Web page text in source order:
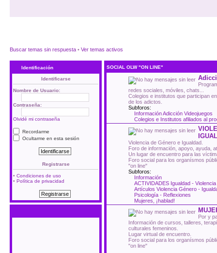
Buscar temas sin respuesta • Ver temas activos
Identificación
Identificarse
Nombre de Usuario:
Contraseña:
Olvidé mi contraseña
Recordarme
Ocultarme en esta sesión
Registrarse
• Condiciones de uso
• Política de privacidad
SOCIAL OLW "ON LINE"
redes sociales, móviles, chats...
Colegios e institutos que participan
de los adictos.
Subforos:
Información Adicción Videojuegos
Colegios e Institutos afiliados al
Violencia de Género e Igualdad.
Foro de información, apoyo, ayuda,
Un lugar de encuentro para las
Foro social para los organísmos
"on line"
Subforos:
Información
ACTIVIDADES Igualdad -
Artículos Violencia Género -
Psicología - Reflexiones
Mujeres, ¡hablad!
Por y
Información de cursos, talleres,
culturales femeninos.
Lugar virtual de encuentro.
Foro social para los organísmos
"on line"